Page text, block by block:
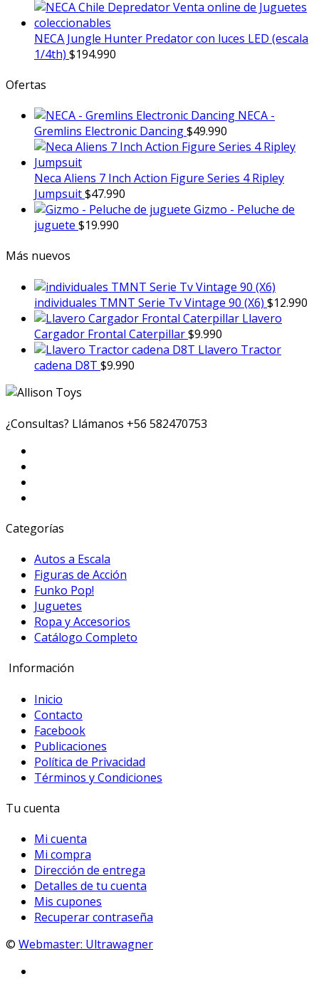
NECA Jungle Hunter Predator con luces LED (escala
1/4th) $194.990
Ofertas
NECA -
Gremlins Electronic Dancing$49.990
Neca Aliens 7 Inch Action Figure Series 4 Ripley
Jumpsuit$47.990
Gizmo - Peluche de
juguete $19.990
Más nuevos
individuales TMNT Serie Tv Vintage 90 (X6) $12.990
Llavero
Cargador Frontal Caterpillar$9.990
Llavero Tractor
cadena D8T $9.990
¿Consultas? Llámanos +56 582470753
Categorías
Autos a Escala
Figuras de Acción
Funko Pop!
Juguetes
Ropa y Accesorios
Catálogo Completo
Información
Inicio
Contacto
Facebook
Publicaciones
Política de Privacidad
Términos y Condiciones
Tu cuenta
Mi cuenta
Mi compra
Dirección de entrega
Detalles de tu cuenta
Mis cupones
Recuperar contraseña
© Webmaster: Ultrawagner